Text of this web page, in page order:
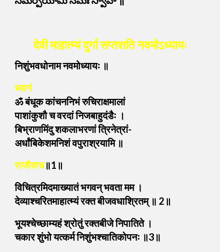
देवी माहात्म्यं दुर्गा सप्तशति नवमोऽध्यायः
निशुंभवधोनाम नवमोध्यायः ॥
ध्यानं
ॐ बंधूक कांचननिभं रुचिराक्षमालां
पाशांकुशौ च वरदां निजबाहुदंडैः ।
बिभ्राणमिंदु शकलाभरणां त्रिनेत्रां-
अर्धांबिकेशमनिशं वपुराश्रयामि ॥
राजौवाच॥1॥
विचित्रमिदमाख्यातं भगवन् भवता मम ।
देव्याश्चरितमाहात्म्यं रक्त बीजवधाश्रितम् ॥ 2॥
भूयश्चेच्छाम्यहं श्रोतुं रक्तबीजे निपातिते ।
चकार शुंभो यत्कर्म निशुंभश्चातिकोपनः ॥3॥